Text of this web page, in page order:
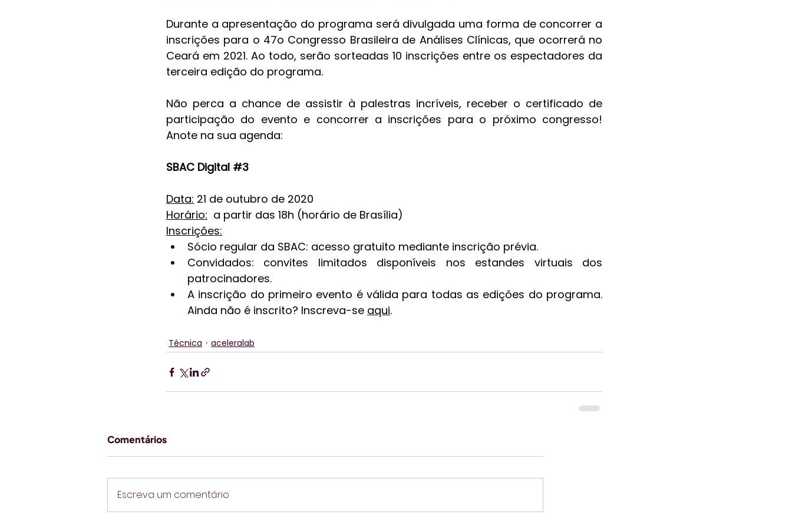
Durante a apresentação do programa será divulgada uma forma de concorrer a
inscrições para o 47o Congresso Brasileira de Análises Clínicas, que ocorrerá no
Ceará em 2021. Ao todo, serão sorteadas 10 inscrições entre os espectadores da
terceira edição do programa.
Não perca a chance de assistir à palestras incríveis, receber o certificado de
participação do evento e concorrer a inscrições para o próximo congresso!
Anote na sua agenda:
SBAC Digital #3
Data: 21 de outubro de 2020
Horário:
  a partir das 18h (horário de Brasília)
Inscrições:
Sócio regular da SBAC: acesso gratuito mediante inscrição prévia.
Convidados: convites limitados disponíveis nos estandes virtuais dos
patrocinadores.
A inscrição do primeiro evento é válida para todas as edições do programa.
Ainda não é inscrito? Inscreva-se aqui.
Técnica aceleralab
Comentários
Escreva um comentário